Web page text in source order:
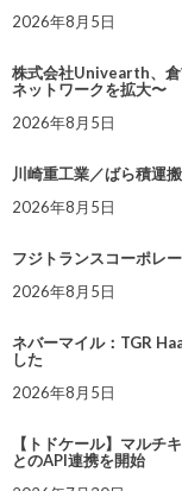
2026年8月5日
株式会社Univearth、倉
ネットワークを拡大〜
2026年8月5日
川崎重工業／ばら積運
2026年8月5日
フジトランスコーポレ
2026年8月5日
ネバーマイル：TGR
した
2026年8月5日
【トドケール】マルチ
とのAPI連携を開始